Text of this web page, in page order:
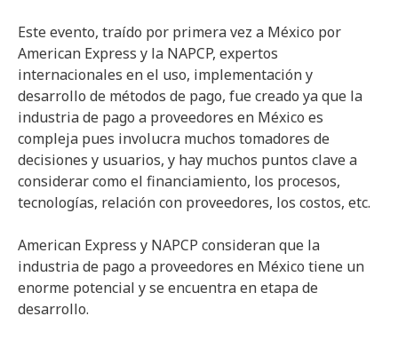
Este evento, traído por primera vez a México por
American Express y la NAPCP, expertos
internacionales en el uso, implementación y
desarrollo de métodos de pago, fue creado ya que la
industria de pago a proveedores en México es
compleja pues involucra muchos tomadores de
decisiones y usuarios, y hay muchos puntos clave a
considerar como el financiamiento, los procesos,
tecnologías, relación con proveedores, los costos, etc.
American Express y NAPCP consideran que la
industria de pago a proveedores en México tiene un
enorme potencial y se encuentra en etapa de
desarrollo.